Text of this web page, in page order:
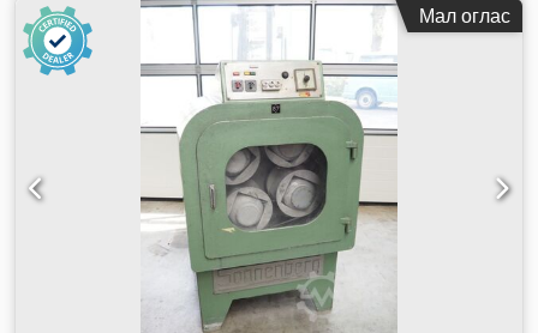
Мал оглас